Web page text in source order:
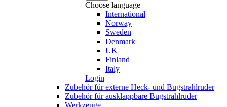
Choose language
International
Norway
Sweden
Denmark
UK
Finland
Italy
Login
Zubehör für externe Heck- und Bugstrahlruder
Zubehör für ausklappbare Bugstrahlruder
Werkzeuge